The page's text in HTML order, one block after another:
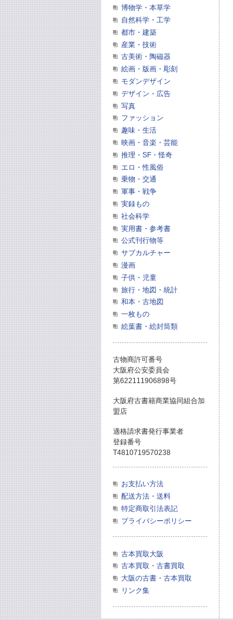
博物学・本草学
自然科学・工学
都市・建築
産業・技術
古美術・陶磁器
絵画・版画・彫刻
モダンデザイン
デザイン・広告
写真
ファッション
趣味・生活
映画・音楽・芸能
推理・SF・怪奇
エロ・性風俗
乗物・交通
軍事・戦争
実録もの
社会科学
実用書・参考書
公式刊行物等
サブカルチャー
漫画
子供・児童
旅行・地図・統計
和本・古地図
一枚もの
絵葉書・絵封筒類
古物商許可番号
大阪府公安委員会
第622111906898号
大阪府古書籍商業協同組合加
盟店
適格請求書発行事業者
登録番号
T4810719570238
お支払い方法
配送方法・送料
特定商取引法表記
プライバシーポリシー
古本買取大阪
古本買取・古書買取
大阪の古書・古本買取
リンク集